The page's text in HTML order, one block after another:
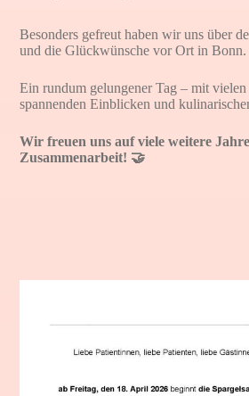
Besonders gefreut haben wir uns über
und die Glückwünsche vor Ort in Bonn.
Ein rundum gelungener Tag – mit vielen
spannenden Einblicken und
Wir freuen uns auf viele weitere
Zusammenarbeit! 🤝